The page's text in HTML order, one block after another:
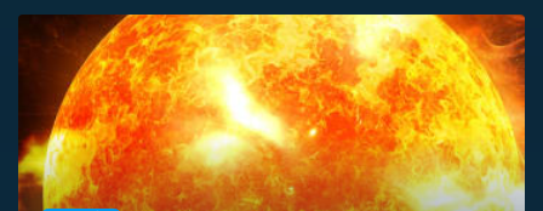
Témata
Pořady
TV Program